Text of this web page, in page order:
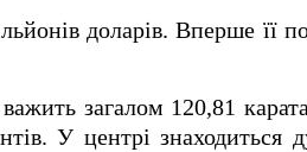
доларів.Вперше її
загалом 120,81
У центрі знаходиться